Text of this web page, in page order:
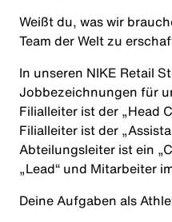
Weißt du, was wir
Team der Welt zu
In unseren NIKE Retail
Jobbezeichnungen für
Filialleiter ist der „Head
Filialleiter ist der
Abteilungsleiter ist ein
„Lead“ und Mitarbeiter
Deine Aufgaben als